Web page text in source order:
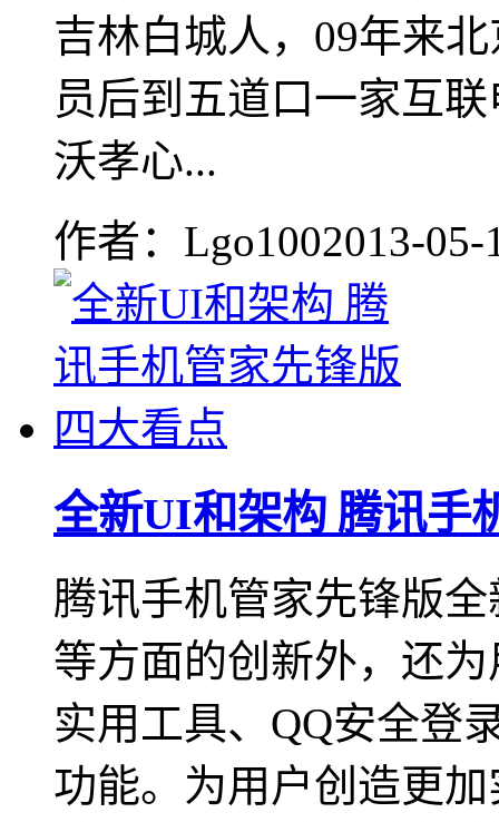
吉林白城人，09年来
员后到五道口一家互
沃孝心...
作者：Lgo1002013-05-
全新UI和架构 腾讯手
腾讯手机管家先锋版
等方面的创新外，还
实用工具、QQ安全登
功能。为用户创造更